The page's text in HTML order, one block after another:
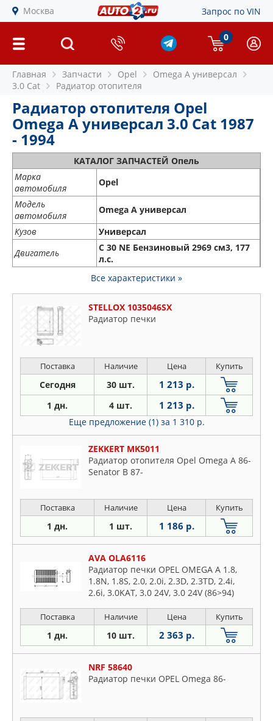
Москва Запрос по VIN
0
Главная Запчасти Opel
Omega A универсал
3.0 Cat
Радиатор отопителя
Радиатор отопителя Opel
Omega A универсал 3.0 Cat 1987
- 1994
КАТАЛОГ ЗАПЧАСТЕЙ Опель
Марка
автомобиля
Opel
Модель
автомобиля
Omega A универсал
Кузов
Универсал
Двигатель
C 30 NE Бензиновый 2969 см3, 177
л.с.
Все характеристики »
STELLOX 1035046SX
Радиатор печки
Поставка Наличие Цена Купить
Сегодня 30 шт. 1 213 р.
1 дн. 4 шт. 1 213 р.
Еще предложение (1) за 1 310 р.
ZEKKERT MK5011
Радиатор отопителя Opel Omega A 86-
Senator B 87-
Поставка Наличие Цена Купить
1 дн. 1 шт. 1 186 р.
AVA OLA6116
Радиатор печки OPEL OMEGA A 1.8,
1.8N, 1.8S, 2.0, 2.0i, 2.3D, 2.3TD, 2.4i,
2.6i, 3.0KAT, 3.0 24V, 3.0 24V (86>94)
Поставка Наличие Цена Купить
1 дн. 10 шт. 2 363 р.
NRF 58640
Радиатор печки OPEL Omega 86-